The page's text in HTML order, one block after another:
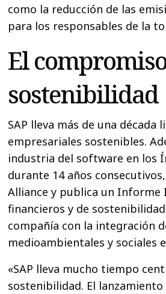
como la reducción de las
para los responsables de la
El
sostenibilidad
SAP lleva más de una
empresariales sostenibles.
industria del software en los
durante 14 años
Alliance y publica un Informe
financieros y de
compañía con la integración
medioambientales y sociales
«SAP lleva mucho tiempo
sostenibilidad. El